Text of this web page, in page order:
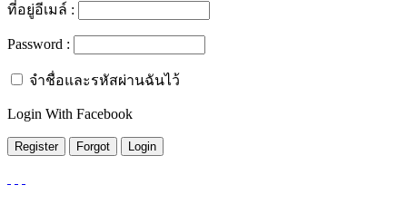
ที่อยู่อีเมล์ :
Password :
จำชื่อและรหัสผ่านฉันไว้
Login With Facebook